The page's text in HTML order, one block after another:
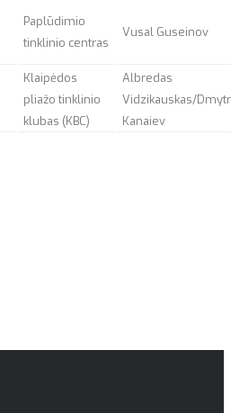
Paplūdimio
tinklinio centras
Vusal Guseinov
Klaipėdos
pliažo tinklinio
klubas (KBC)
Albredas
Vidzikauskas/
Kanaiev